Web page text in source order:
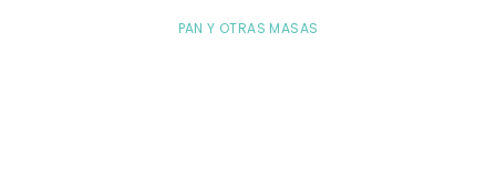
PAN Y OTRAS MASAS